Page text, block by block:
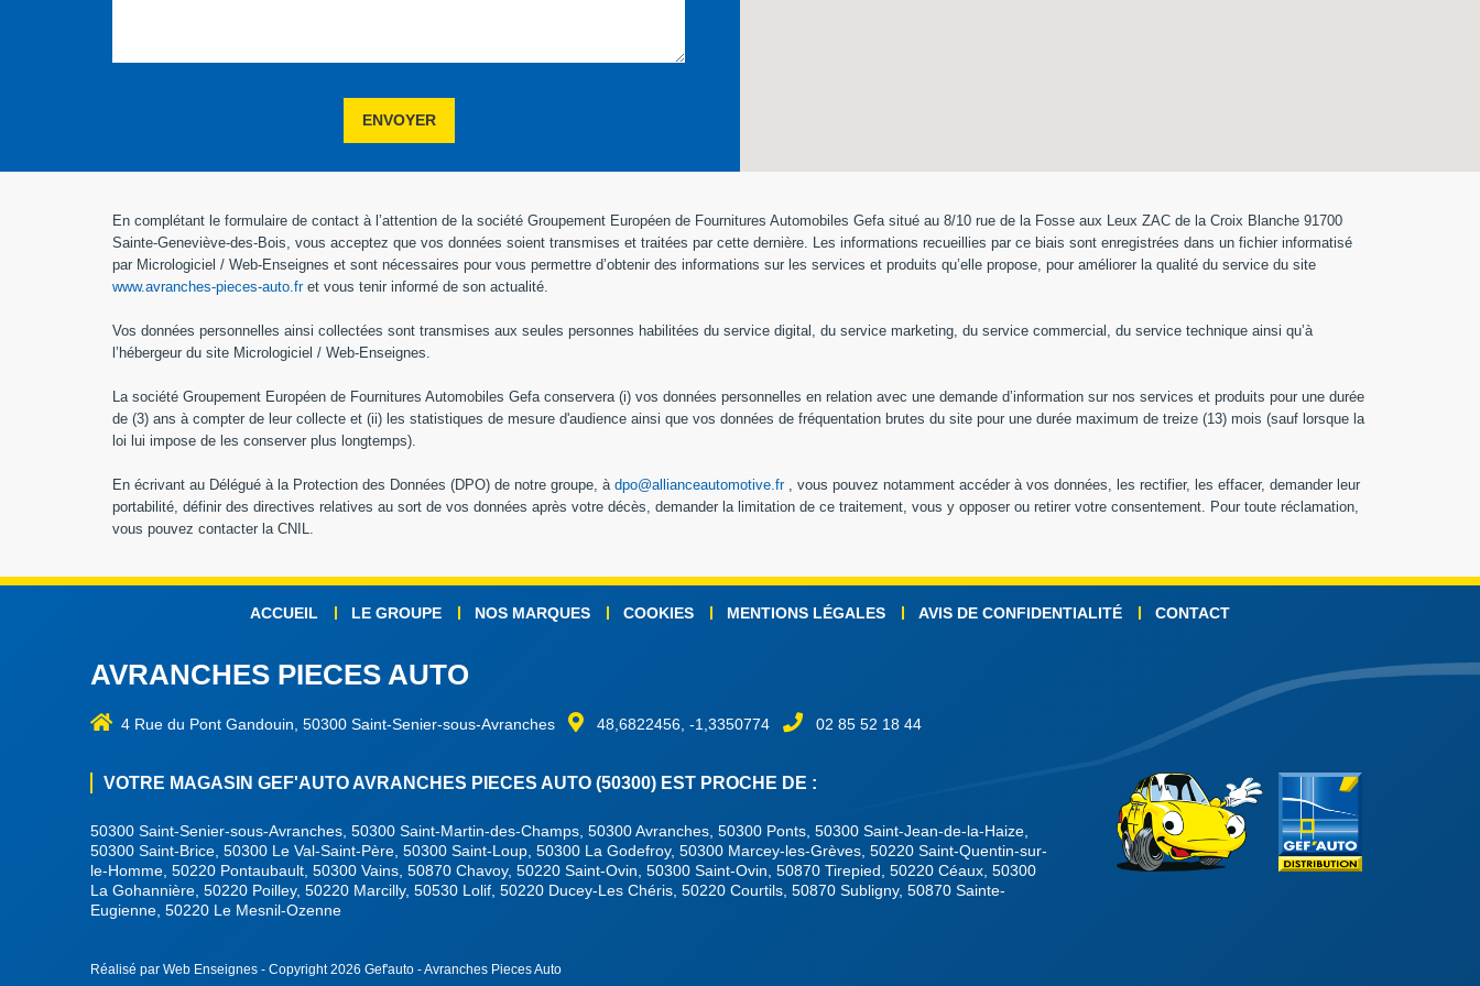
ENVOYER
En complétant le formulaire de contact à l’attention de la société Groupement Européen de Fournitures Automobiles Gefa situé au 8/10 rue de la Fosse aux Leux ZAC de la Croix Blanche 91700
Sainte-Geneviève-des-Bois, vous acceptez que vos données soient transmises et traitées par cette dernière. Les informations recueillies par ce biais sont enregistrées dans un fichier informatisé
par Micrologiciel / Web-Enseignes et sont nécessaires pour vous permettre d’obtenir des informations sur les services et produits qu’elle propose, pour améliorer la qualité du service du site
www.avranches-pieces-auto.fret vous tenir informé de son actualité.
Vos données personnelles ainsi collectées sont transmises aux seules personnes habilitées du service digital, du service marketing, du service commercial, du service technique ainsi qu’à
l’hébergeur du site Micrologiciel / Web-Enseignes.
La société Groupement Européen de Fournitures Automobiles Gefa conservera (i) vos données personnelles en relation avec une demande d’information sur nos services et produits pour une durée
de (3) ans à compter de leur collecte et (ii) les statistiques de mesure d'audience ainsi que vos données de fréquentation brutes du site pour une durée maximum de treize (13) mois (sauf lorsque la
loi lui impose de les conserver plus longtemps).
En écrivant au Délégué à la Protection des Données (DPO) de notre groupe, à dpo@allianceautomotive.fr, vous pouvez notamment accéder à vos données, les rectifier, les effacer, demander leur
portabilité, définir des directives relatives au sort de vos données après votre décès, demander la limitation de ce traitement, vous y opposer ou retirer votre consentement. Pour toute réclamation,
vous pouvez contacter la CNIL.
ACCUEIL LE GROUPE NOS MARQUES COOKIES MENTIONS LÉGALES AVIS DE CONFIDENTIALITÉ CONTACT
AVRANCHES PIECES AUTO
4 Rue du Pont Gandouin, 50300 Saint-Senier-sous-Avranches 48,6822456, -1,3350774 02 85 52 18 44
VOTRE MAGASIN GEF'AUTO AVRANCHES PIECES AUTO (50300) EST PROCHE DE :
50300 Saint-Senier-sous-Avranches, 50300 Saint-Martin-des-Champs, 50300 Avranches, 50300 Ponts, 50300 Saint-Jean-de-la-Haize,
50300 Saint-Brice, 50300 Le Val-Saint-Père, 50300 Saint-Loup, 50300 La Godefroy, 50300 Marcey-les-Grèves, 50220 Saint-Quentin-sur-
le-Homme, 50220 Pontaubault, 50300 Vains, 50870 Chavoy, 50220 Saint-Ovin, 50300 Saint-Ovin, 50870 Tirepied, 50220 Céaux, 50300
La Gohannière, 50220 Poilley, 50220 Marcilly, 50530 Lolif, 50220 Ducey-Les Chéris, 50220 Courtils, 50870 Subligny, 50870 Sainte-
Eugienne, 50220 Le Mesnil-Ozenne
Réalisé par Web Enseignes - Copyright 2026 Gef'auto - Avranches Pieces Auto